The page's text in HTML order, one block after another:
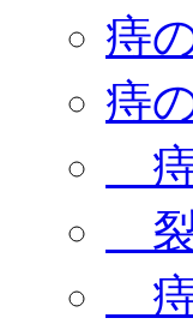
痔
痔
痔
裂
痔